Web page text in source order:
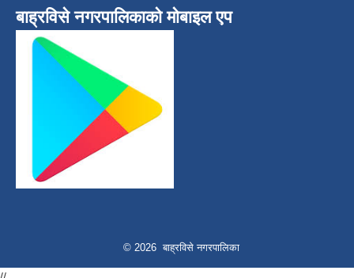
बाह्रविसे नगरपालिकाकाे माेबाइल एप
© 2026 बाह्रविसे नगरपालिका